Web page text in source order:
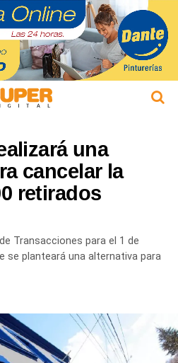
una
cancelar la
retirados
Transacciones para el 1 de
se planteará una alternativa para